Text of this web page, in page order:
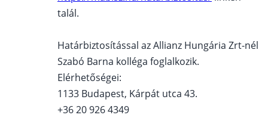
talál.
Határbiztosítással az Allianz Hungária Zrt-nél
Szabó Barna kolléga foglalkozik.
Elérhetőségei:
1133 Budapest, Kárpát utca 43.
+36 20 926 4349